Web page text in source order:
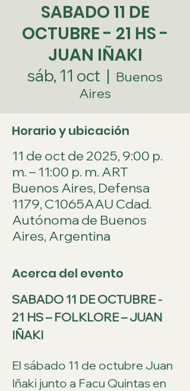
SABADO 11 DE
OCTUBRE - 21 HS -
JUAN IÑAKI
sáb, 11 oct
  |
Buenos
Aires
Horario y ubicación
11 de oct de 2025, 9:00 p.
m. – 11:00 p. m. ART
Buenos Aires, Defensa
1179, C1065AAU Cdad.
Autónoma de Buenos
Aires, Argentina
Acerca del evento
SABADO 11 DE OCTUBRE -
21 HS – FOLKLORE – JUAN
IÑAKI
El sábado 11 de octubre Juan
Iñaki junto a Facu Quintas en